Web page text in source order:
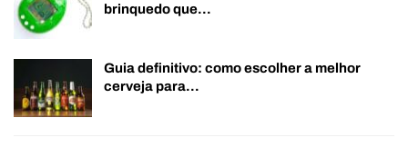
brinquedo que…
Guia definitivo: como escolher a melhor
cerveja para…